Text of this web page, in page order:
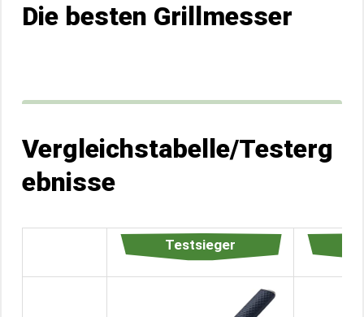
Die besten Grillmesser
Vergleichstabelle/Testerg
ebnisse
Testsieger